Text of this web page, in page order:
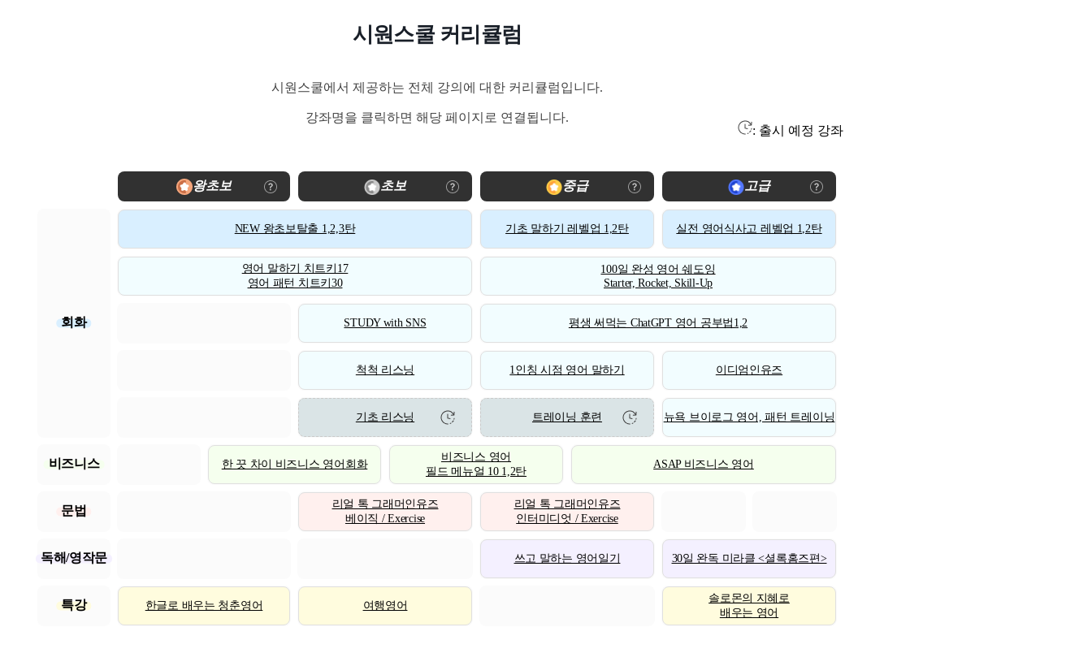
시원스쿨 커리큘럼
시원스쿨에서 제공하는 전체 강의에 대한 커리큘럼입니다.
강좌명을 클릭하면 해당 페이지로 연결됩니다.
: 출시 예정 강좌
왕초보 초보 중급 고급
회화
NEW 왕초보탈출 1,2,3탄 기초 말하기 레벨업 1,2탄 실전 영어식사고 레벨업 1,2탄
영어 말하기 치트키17
영어 패턴 치트키30
100일 완성 영어 쉐도잉
Starter, Rocket, Skill-Up
STUDY with SNS 평생 써먹는 ChatGPT 영어 공부법1,2
척척 리스닝 1인칭 시점 영어 말하기 이디엄인유즈
기초 리스닝 트레이닝 훈련 뉴욕 브이로그 영어, 패턴 트레이닝
비즈니스 한 끗 차이 비즈니스 영어회화
비즈니스 영어
필드 메뉴얼 10 1,2탄
ASAP 비즈니스 영어
문법
리얼 톡 그래머인유즈
베이직 / Exercise
리얼 톡 그래머인유즈
인터미디엇 / Exercise
독해/영작문 쓰고 말하는 영어일기 30일 완독 미라클 <셜록홈즈편>
특강 한글로 배우는 청춘영어 여행영어
솔로몬의 지혜로
배우는 영어